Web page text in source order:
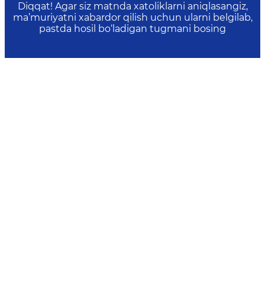
Diqqat! Agar siz matnda xatoliklarni aniqlasangiz,
ma’muriyatni xabardor qilish uchun ularni belgilab,
pastda hosil bo‘ladigan tugmani bosing